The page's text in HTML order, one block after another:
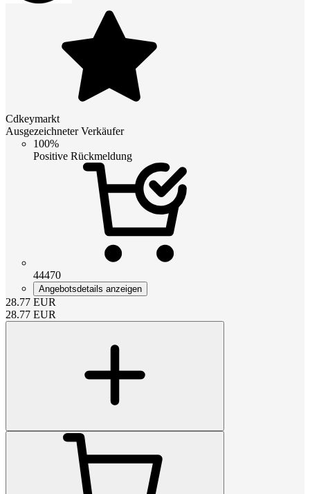
Cdkeymarkt
Ausgezeichneter Verkäufer
100%
Positive Rückmeldung
44470
Angebotsdetails anzeigen
28.77 EUR
28.77 EUR